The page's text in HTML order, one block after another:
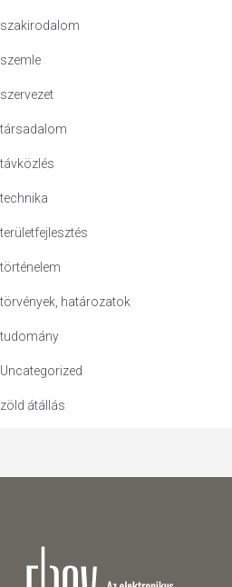
szakirodalom
szemle
szervezet
társadalom
távközlés
technika
területfejlesztés
történelem
törvények, határozatok
tudomány
Uncategorized
zöld átállás